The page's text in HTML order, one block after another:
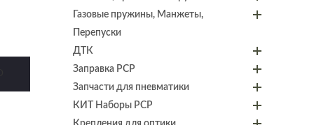
Газовые пружины, Манжеты,
Перепуски
ДТК
Заправка PCP
Запчасти для пневматики
КИТ Наборы PCP